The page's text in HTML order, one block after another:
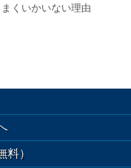
くいかいない理由
料）